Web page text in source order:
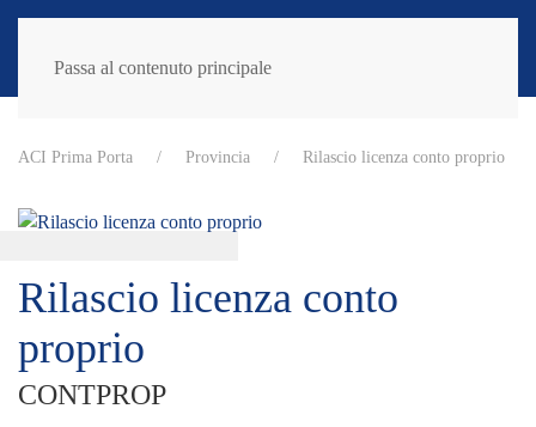
Passa al contenuto principale
ACI Prima Porta Provincia Rilascio licenza conto proprio
Rilascio licenza conto
proprio
CONTPROP